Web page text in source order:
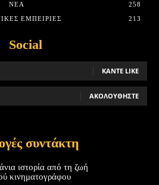
ΝΈΑ
258
ΕΜΠΕΙΡΊΕΣ
213
Social
ΚΆΝΤΕ LIKE
ΑΚΟΛΟΥΘΉΣΤΕ
συντάκτη
ιστορία από τη ζωή
κινηματογράφου